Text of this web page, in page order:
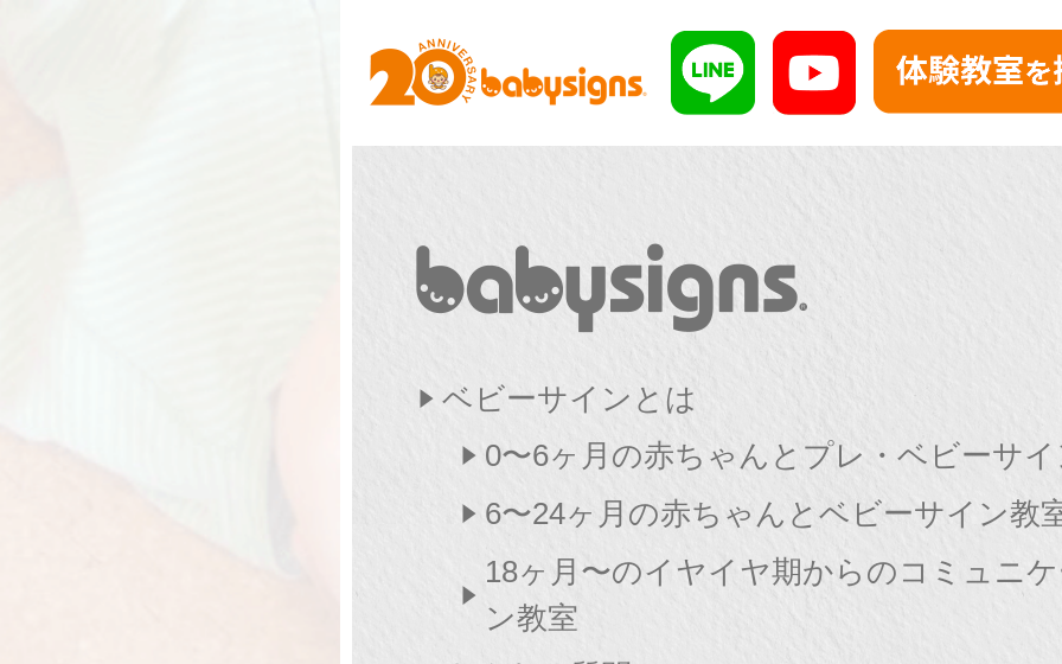
ベビーサインとは
0〜6ヶ月の赤ちゃんとプレ・ベビーサ
6〜24ヶ月の赤ちゃんとベビーサイン教
18ヶ月〜のイヤイヤ期からのコミュニ
ン教室